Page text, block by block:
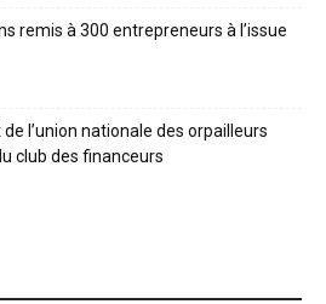
remis à 300 entrepreneurs à l’issue
de l’union nationale des orpailleurs
club des financeurs